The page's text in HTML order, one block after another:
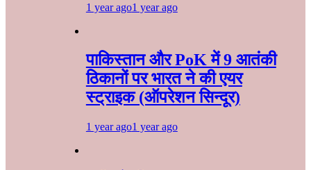
1 year ago1 year ago
पाकिस्तान और PoK में 9 आतंकी
ठिकानों पर भारत ने की एयर
स्ट्राइक (ऑपरेशन सिन्दूर)
1 year ago1 year ago